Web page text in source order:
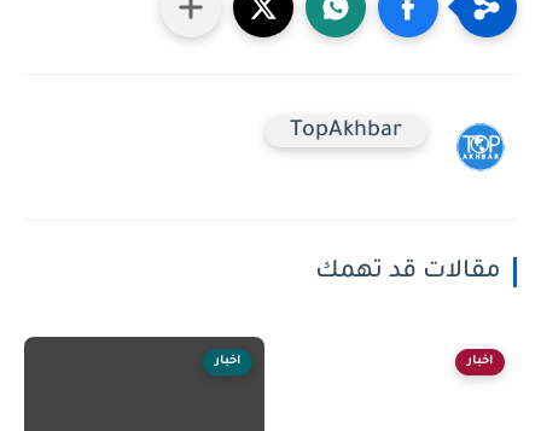
TopAkhbar
مقالات قد تهمك
اخبار اخبار